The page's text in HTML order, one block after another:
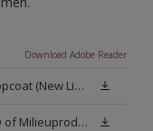
Download Adobe Reader
Technisch Informatieblad Alpha Topcoat (New Livery) (PDF)
Sikkens Exterior Wallpaints B - EPD of Milieuproductverklaring